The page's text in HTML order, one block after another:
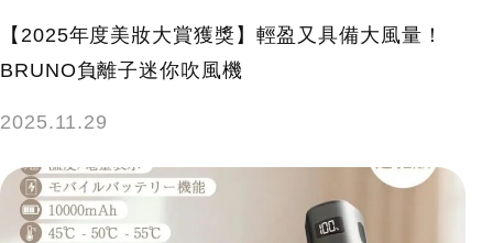
【2025年度美妝大賞獲獎】輕盈又具備大風量！
BRUNO負離子迷你吹風機
2025.11.29